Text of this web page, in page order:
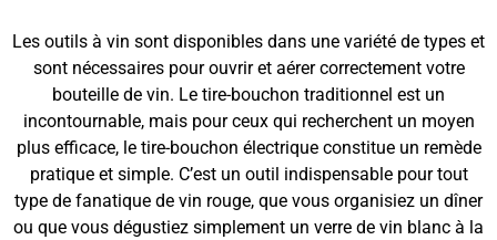
Les outils à vin sont disponibles dans une variété de types et
sont nécessaires pour ouvrir et aérer correctement votre
bouteille de vin. Le tire-bouchon traditionnel est un
incontournable, mais pour ceux qui recherchent un moyen
plus efficace, le tire-bouchon électrique constitue un remède
pratique et simple. C’est un outil indispensable pour tout
type de fanatique de vin rouge, que vous organisiez un dîner
ou que vous dégustiez simplement un verre de vin blanc à la